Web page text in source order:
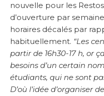
nouvelle pour les
d’ouverture par
horaires décalés par
habituellement. “Les
partir de 16h30-17 h, or
besoins d’un certain
étudiants, qui ne sont
D’où l’idée d’organiser